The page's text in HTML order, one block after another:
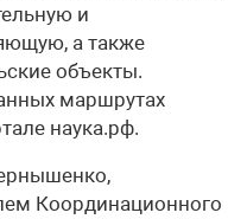
и
а также
объекты.
маршрутах
наука.рф.
Координационного